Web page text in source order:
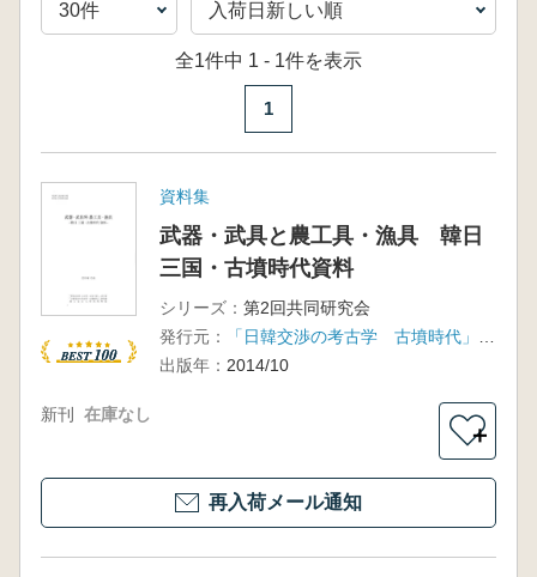
全1件中 1 - 1件を表示
1
資料集
武器・武具と農工具・漁具 韓日
三国・古墳時代資料
シリーズ： 第2回共同研究会
発行元：
出版年： 2014/10
新刊 在庫なし
＋
再入荷メール通知